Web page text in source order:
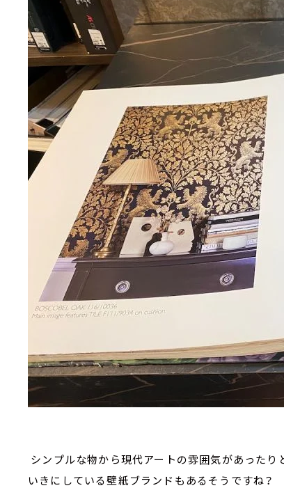
シンプルな物から現代アートの雰囲気があったり
いきにしている壁紙ブランドもあるそうですね？